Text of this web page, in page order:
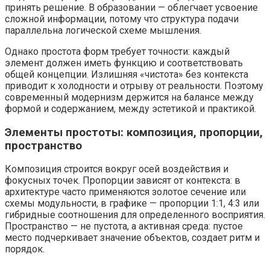
принять решение. В образовании — облегчает усвоение
сложной информации, потому что структура подачи
параллельна логической схеме мышления.
Однако простота форм требует точности: каждый
элемент должен иметь функцию и соответствовать
общей концепции. Излишняя «чистота» без контекста
приводит к холодности и отрыву от реальности. Поэтому
современный модернизм держится на балансе между
формой и содержанием, между эстетикой и практикой.
Элементы простоты: композиция, пропорции,
пространство
Композиция строится вокруг осей воздействия и
фокусных точек. Пропорции зависят от контекста: в
архитектуре часто применяются золотое сечение или
схемы модульности, в графике — пропорции 1:1, 4:3 или
гибридные соотношения для определенного восприятия.
Пространство — не пустота, а активная среда: пустое
место подчеркивает значение объектов, создает ритм и
порядок.